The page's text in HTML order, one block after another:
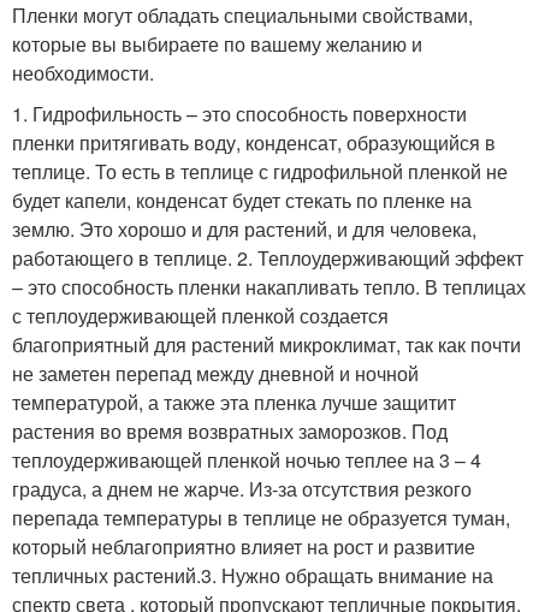
Пленки могут обладать специальными свойствами,
которые вы выбираете по вашему желанию и
необходимости.
1. Гидрофильность – это способность поверхности
пленки притягивать воду, конденсат, образующийся в
теплице. То есть в теплице с гидрофильной пленкой не
будет капели, конденсат будет стекать по пленке на
землю. Это хорошо и для растений, и для человека,
работающего в теплице. 2. Теплоудерживающий эффект
– это способность пленки накапливать тепло. В теплицах
с теплоудерживающей пленкой создается
благоприятный для растений микроклимат, так как почти
не заметен перепад между дневной и ночной
температурой, а также эта пленка лучше защитит
растения во время возвратных заморозков. Под
теплоудерживающей пленкой ночью теплее на 3 – 4
градуса, а днем не жарче. Из-за отсутствия резкого
перепада температуры в теплице не образуется туман,
который неблагоприятно влияет на рост и развитие
тепличных растений.3. Нужно обращать внимание на
спектр света , который пропускают тепличные покрытия.